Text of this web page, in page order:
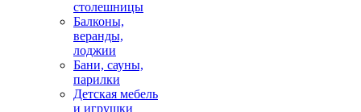
столешницы
Балконы,
веранды,
лоджии
Бани, сауны,
парилки
Детская мебель
и игрушки